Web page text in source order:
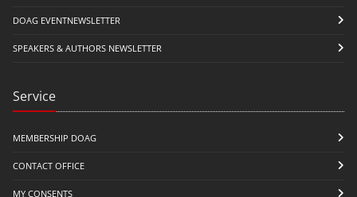
DOAG EVENTNEWSLETTER
SPEAKERS & AUTHORS NEWSLETTER
Service
MEMBERSHIP DOAG
CONTACT OFFICE
MY CONSENTS